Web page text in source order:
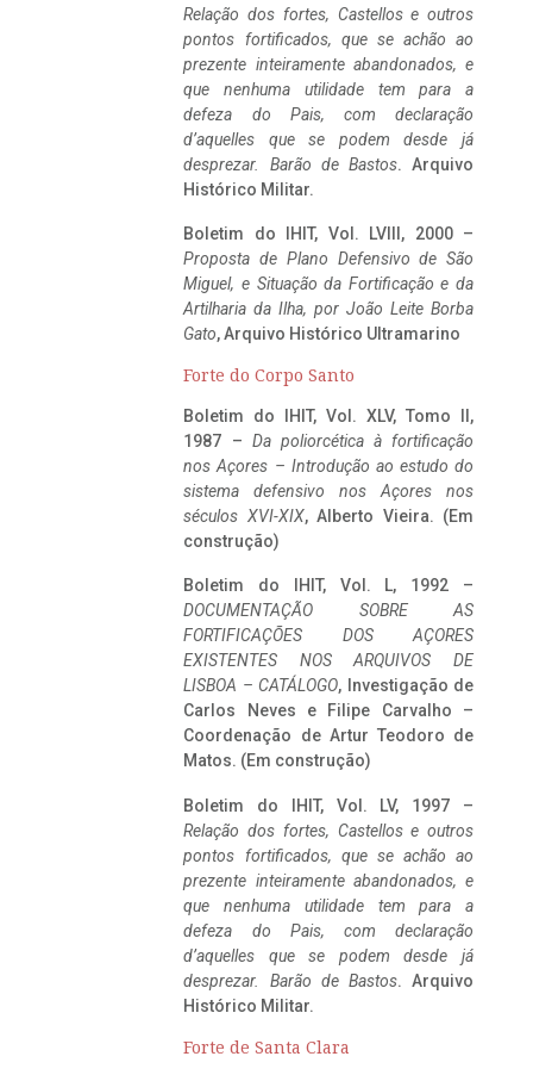
Relação dos fortes, Castellos e outros
pontos fortificados, que se achão ao
prezente inteiramente abandonados, e
que nenhuma utilidade tem para a
defeza do Pais, com declaração
d’aquelles que se podem desde já
desprezar. Barão de Bastos. Arquivo
Histórico Militar.
Boletim do IHIT, Vol. LVIII, 2000 –
Proposta de Plano Defensivo de São
Miguel, e Situação da Fortificação e da
Artilharia da Ilha, por João Leite Borba
Gato, Arquivo Histórico Ultramarino
Forte do Corpo Santo
Boletim do IHIT, Vol. XLV, Tomo II,
1987 – Da poliorcética à fortificação
nos Açores – Introdução ao estudo do
sistema defensivo nos Açores nos
séculos XVI-XIX, Alberto Vieira. (Em
construção)
Boletim do IHIT, Vol. L, 1992 –
DOCUMENTAÇÃO SOBRE AS
FORTIFICAÇÕES DOS AÇORES
EXISTENTES NOS ARQUIVOS DE
LISBOA – CATÁLOGO, Investigação de
Carlos Neves e Filipe Carvalho –
Coordenação de Artur Teodoro de
Matos. (Em construção)
Boletim do IHIT, Vol. LV, 1997 –
Relação dos fortes, Castellos e outros
pontos fortificados, que se achão ao
prezente inteiramente abandonados, e
que nenhuma utilidade tem para a
defeza do Pais, com declaração
d’aquelles que se podem desde já
desprezar. Barão de Bastos. Arquivo
Histórico Militar.
Forte de Santa Clara